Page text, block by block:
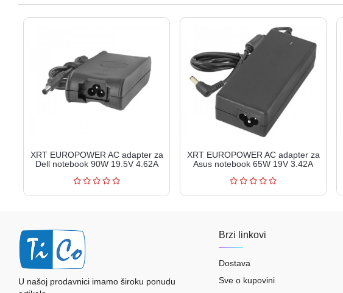
XRT EUROPOWER AC adapter za
Dell notebook 90W 19.5V 4.62A
XRT EUROPOWER AC adapter za
Asus notebook 65W 19V 3.42A
U našoj prodavnici imamo široku ponudu
Brzi linkovi
Dostava
Sve o kupovini